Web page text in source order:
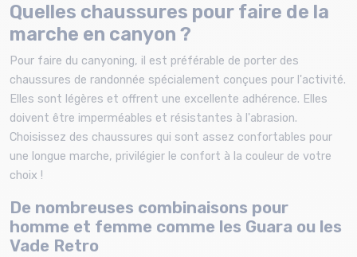
Quelles chaussures pour faire de la
marche en canyon ?
Pour faire du canyoning, il est préférable de porter des
chaussures de randonnée spécialement conçues pour l'activité.
Elles sont légères et offrent une excellente adhérence. Elles
doivent être imperméables et résistantes à l'abrasion.
Choisissez des chaussures qui sont assez confortables pour
une longue marche, privilégier le confort à la couleur de votre
choix !
De nombreuses combinaisons pour
homme et femme comme les Guara ou les
Vade Retro